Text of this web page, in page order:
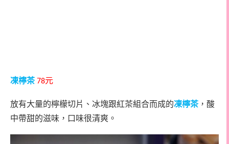
凍檸茶 78元
放有大量的檸檬切片、冰塊跟紅茶組合而成的凍檸茶，酸
中帶甜的滋味，口味很清爽。